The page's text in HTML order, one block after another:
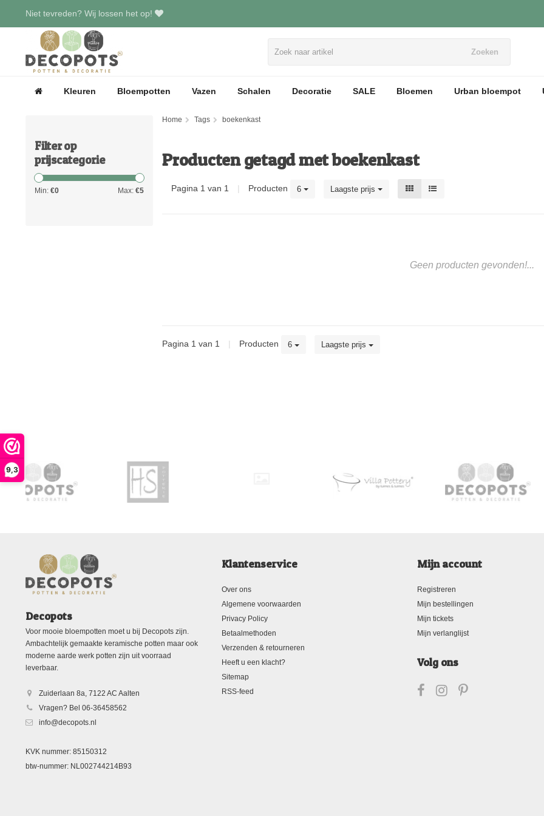
9,3
Niet tevreden? Wij lossen het op!
Zoeken
Kleuren Bloempotten Vazen Schalen Decoratie SALE Bloemen Urban bloempot
Filter op
prijscategorie
Min: €0 Max: €5
Home Tags boekenkast
Producten getagd met boekenkast
Pagina 1 van 1 | Producten 6 Laagste prijs
Geen producten gevonden!...
Pagina 1 van 1 | Producten 6 Laagste prijs
Decopots
Voor mooie bloempotten moet u bij Decopots zijn.
Ambachtelijk gemaakte keramische potten maar ook
moderne aarde werk potten zijn uit voorraad
leverbaar.
Zuiderlaan 8a, 7122 AC Aalten
Vragen? Bel 06-36458562
info@decopots.nl
KVK nummer: 85150312
btw-nummer: NL002744214B93
Klantenservice
Over ons
Algemene voorwaarden
Privacy Policy
Betaalmethoden
Verzenden & retourneren
Heeft u een klacht?
Sitemap
RSS-feed
Mijn account
Registreren
Mijn bestellingen
Mijn tickets
Mijn verlanglijst
Volg ons